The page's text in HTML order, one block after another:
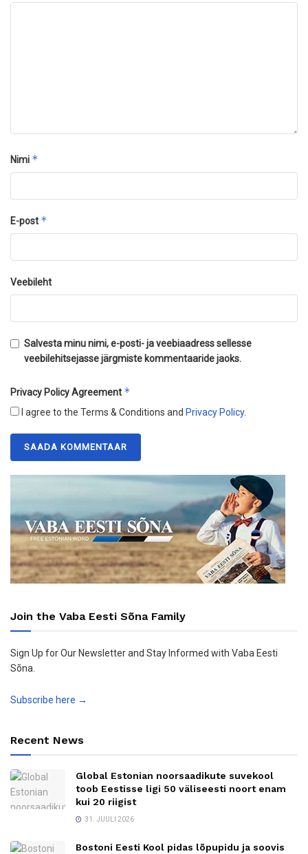
Nimi *
E-post *
Veebileht
Salvesta minu nimi, e-posti- ja veebiaadress sellesse
veebilehitsejasse järgmiste kommentaaride jaoks.
Privacy Policy Agreement *
I agree to the Terms & Conditions and Privacy Policy.
Join the Vaba Eesti Sõna Family
Sign Up for Our Newsletter and Stay Informed with Vaba Eesti
Sõna.
Subscribe here →
Recent News
Global Estonian noorsaadikute suvekool
toob Eestisse ligi 50 väliseesti noort enam
kui 20 riigist
31. JUULI 2026
Bostoni Eesti Kool pidas lõpupidu ja soovis